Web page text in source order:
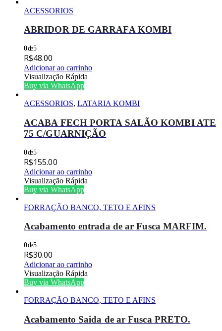
ACESSORIOS
ABRIDOR DE GARRAFA KOMBI
0de 5
R$48.00
Adicionar ao carrinho
Visualização Rápida
Buy via WhatsApp
ACESSORIOS, LATARIA KOMBI
ACABA FECH PORTA SALÃO KOMBI ATE
75 C/GUARNIÇÃO
0de 5
R$155.00
Adicionar ao carrinho
Visualização Rápida
Buy via WhatsApp
FORRAÇÃO BANCO, TETO E AFINS
Acabamento entrada de ar Fusca MARFIM.
0de 5
R$30.00
Adicionar ao carrinho
Visualização Rápida
Buy via WhatsApp
FORRAÇÃO BANCO, TETO E AFINS
Acabamento Saida de ar Fusca PRETO.